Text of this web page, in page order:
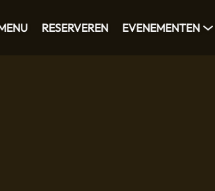
EVENEMENTEN
RESERVEREN